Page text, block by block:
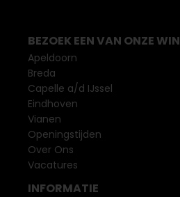
BEZOEK EEN VAN ONZE
Apeldoorn
Breda
Capelle a/d IJssel
Eindhoven
Vianen
Openingstijden
Over Ons
Vacatures
INFORMATIE